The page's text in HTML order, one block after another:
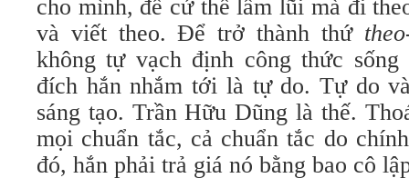
cho mình, để cứ thế lầm lũi mà đi
và viết theo. Để trở thành thứ
không tự vạch định công thức
đích hắn nhắm tới là tự do. Tự do
sáng tạo. Trần Hữu Dũng là thế.
mọi chuẩn tắc, cả chuẩn tắc do
đó, hắn phải trả giá nó bằng bao cô